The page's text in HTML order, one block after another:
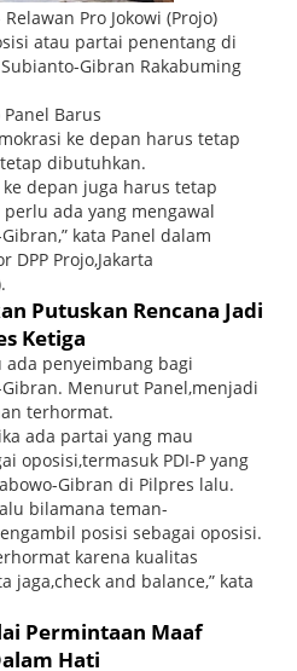
Relawan Pro Jokowi (Projo)
atau partai penentang di
Gibran Rakabuming
Barus
ke depan harus tetap
dibutuhkan.
depan juga harus tetap
ada yang mengawal
kata Panel dalam
DPP Projo,Jakarta
Putuskan Rencana Jadi
Ketiga
ada penyeimbang bagi
Menurut Panel,menjadi
terhormat.
ada partai yang mau
oposisi,termasuk PDI-P yang
Gibran di Pilpres lalu.
bilamana teman-
posisi sebagai oposisi.
karena kualitas
jaga,check and balance,” kata
Permintaan Maaf
Hati